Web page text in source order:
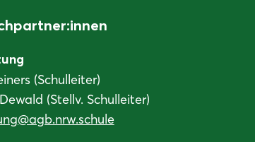
(Schulleiter)
(Stellv. Schulleiter)